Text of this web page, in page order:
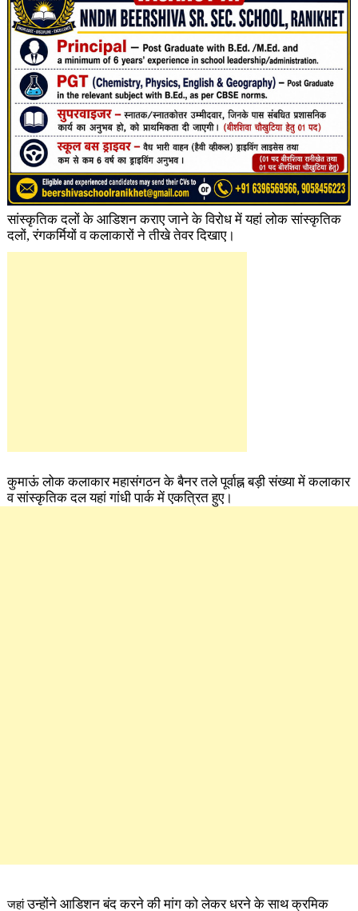
सांस्कृतिक दलों के आडिशन कराए जाने के विरोध में यहां लोक सांस्कृतिक
दलों, रंग​कर्मियों व कलाकारों ने तीखे तेवर दिखाए।
कुमाऊं लोक कलाकार महासंगठन के बैनर तले पूर्वाह्न बड़ी संख्या में कलाकार
व सांस्कृतिक दल यहां गांधी पार्क में एकत्रित हुए।
जहांउन्होंने आडिशन बंद करने की मांग को लेकर धरने के साथ क्रमिक